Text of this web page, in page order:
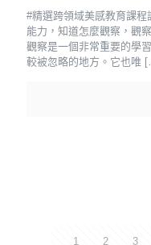
#精選跨領域美感教育課
能力，知道怎麼觀察，觀
觀察是一個非常重要的學
較被忽略的地方。它也唯
1 2 3